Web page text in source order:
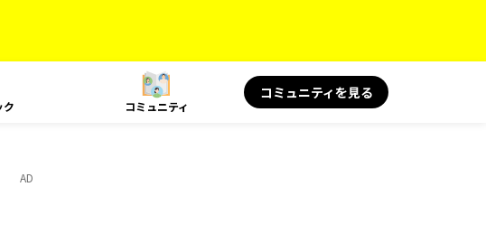
ク コミュニティ
コミュニティを見る
AD